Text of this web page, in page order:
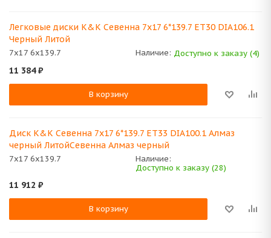
Легковые диски K&K Севенна 7x17 6*139.7 ET30 DIA106.1
Черный Литой
7x17 6x139.7 Наличие: Доступно к заказу (4)
11 384₽
В корзину
Диск K&K Севенна 7x17 6*139.7 ET33 DIA100.1 Алмаз
черный ЛитойСевенна Алмаз черный
7x17 6x139.7
Наличие:
Доступно к заказу (28)
11 912 ₽
В корзину